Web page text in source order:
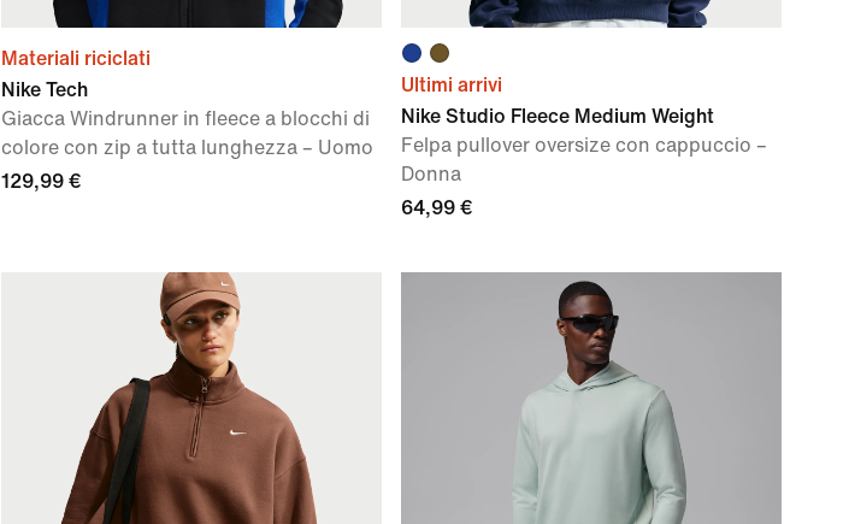
Materiali riciclati
Nike Tech
Giacca Windrunner in fleece a blocchi di
colore con zip a tutta lunghezza – Uomo
129,99 €
Ultimi arrivi
Nike Studio Fleece Medium Weight
Felpa pullover oversize con cappuccio –
Donna
64,99 €